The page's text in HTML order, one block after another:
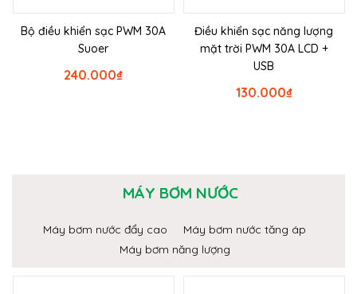
Bộ điều khiển sạc PWM 30A
Suoer
₫
240.000
Điều khiển sạc năng lượng
mặt trời PWM 30A LCD +
USB
₫
130.000
MÁY BƠM NƯỚC
Máy bơm nước đẩy cao
Máy bơm nước tăng áp
Máy bơm năng lượng